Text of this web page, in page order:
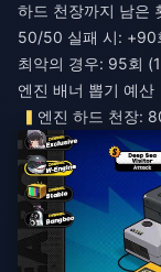
하드 천장까지 남은
50/50 실패 시: +90
최악의 경우: 95회
엔진 배너 뽑기 예산
엔진 하드 천장: